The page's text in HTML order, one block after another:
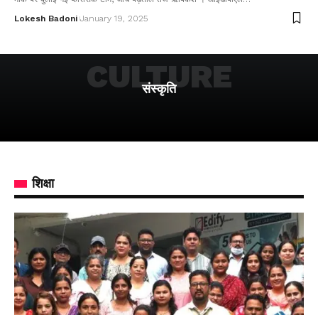
Lokesh Badoni January 19, 2025
संस्कृति
CULTURE
शिक्षा